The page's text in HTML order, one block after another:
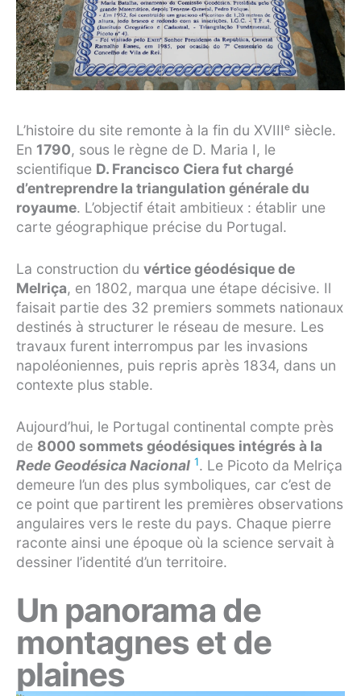
L’histoire du site remonte à la fin du XVIIIᵉ siècle.
En 1790, sous le règne de D. Maria I, le
scientifique D. Francisco Ciera fut chargé
d’entreprendre la triangulation générale du
royaume. L’objectif était ambitieux : établir une
carte géographique précise du Portugal.
La construction du vértice géodésique de
Melriça, en 1802, marqua une étape décisive. Il
faisait partie des 32 premiers sommets nationaux
destinés à structurer le réseau de mesure. Les
travaux furent interrompus par les invasions
napoléoniennes, puis repris après 1834, dans un
contexte plus stable.
Aujourd’hui, le Portugal continental compte près
de 8000 sommets géodésiques intégrés à la
Rede Geodésica Nacional 1. Le Picoto da Melriça
demeure l’un des plus symboliques, car c’est de
ce point que partirent les premières observations
angulaires vers le reste du pays. Chaque pierre
raconte ainsi une époque où la science servait à
dessiner l’identité d’un territoire.
Un panorama de
montagnes et de
plaines